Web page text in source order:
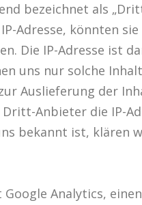
bezeichnet als
Adresse, könnten
Die IP-Adresse ist
uns nur solche
Auslieferung der
Anbieter die IP-
bekannt ist, klären
Analytics,